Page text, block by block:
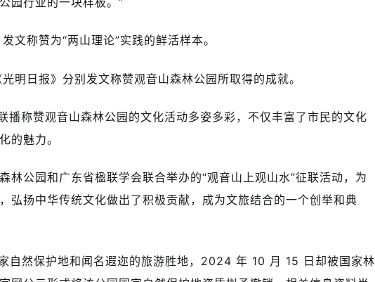
文称赞为“两山理论”实践的鲜活样本。
明日报》分别发文称赞观音山森林公园所取得的成就。
播称赞观音山森林公园的文化活动多姿多彩，不仅丰富了市民的文化
的魅力。
林公园和广东省楹联学会联合举办的“观音山上观山水”征联活动，为
弘扬中华传统文化做出了积极贡献，成为文旅结合的一个创举和典
自然保护地和闻名遐迩的旅游胜地，2024 年 10 月 15 日却被国家林